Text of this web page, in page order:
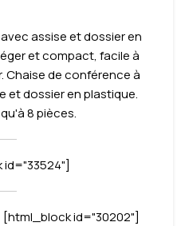
assise et dossier en
et compact, facile à
Chaise de conférence à
et dossier en plastique.
8 pièces.
id="30202"]